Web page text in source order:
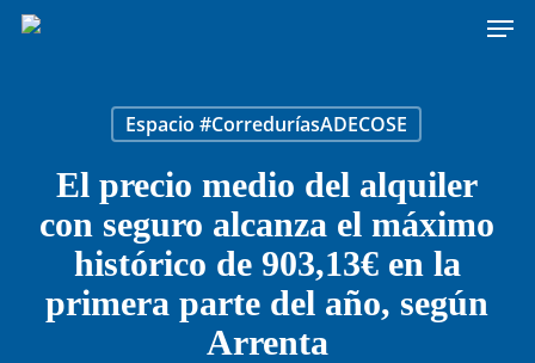
Skip
Espacio #CorreduríasADECOSE
El precio medio del alquiler
con seguro alcanza el máximo
histórico de 903,13€ en la
primera parte del año, según
Arrenta